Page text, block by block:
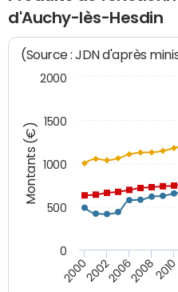
d'Auchy-lès-Hesdin
Montants (€)
(Source : JDN d'après
20002002200620082010
500
1000
1500
0
2000